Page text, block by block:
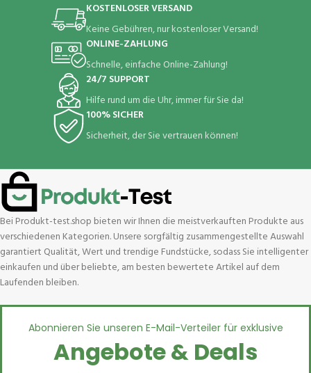
KOSTENLOSER VERSAND
Keine Gebühren, nur kostenloser Versand!
ONLINE-ZAHLUNG
Schnelle, einfache Online-Zahlung!
24/7 SUPPORT
Hilfe rund um die Uhr, immer für Sie da!
100% SICHER
Sicherheit, der Sie vertrauen können!
Bei Produkt-test.shop bieten wir Ihnen die meistverkauften Produkte aus
verschiedenen Kategorien. Unsere sorgfältig zusammengestellte Auswahl
garantiert Qualität, Wert und trendige Fundstücke, sodass Sie intelligenter
einkaufen und über beliebte, am besten bewertete Artikel auf dem
Laufenden bleiben.
Abonnieren Sie unseren E-Mail-Verteiler für exklusive
Angebote & Deals